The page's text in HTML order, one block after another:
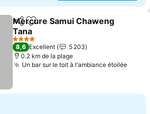
PartagerAjouter à mes favoris
Mercure Samui Chaweng
Tana
Consulter les prix
4 Étoiles
8,6 Excellent
5 203
0.2 km de la plage
Un bar sur le toit à l'ambiance étoilée